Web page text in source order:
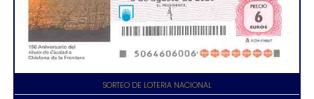
SORTEO DE LOTERIA NACIONAL